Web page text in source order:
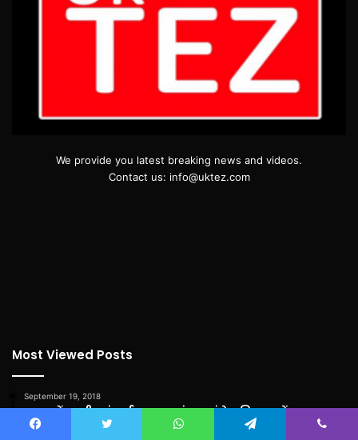
We provide you latest breaking news and videos.
Contact us: info@uktez.com
Most Viewed Posts
September 19, 2018
सदन में बढ़ती महंगाई का मुद्दा गूंजा,कांग्रेस विधायकों का
वॉकआउट